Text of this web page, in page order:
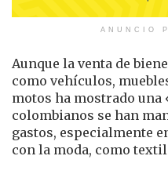
ANUNCIO
Aunque la venta de
como vehículos,
motos ha mostrado
colombianos se han
gastos, especialmente
con la moda, como